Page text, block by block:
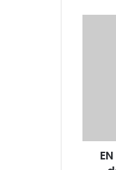
tour